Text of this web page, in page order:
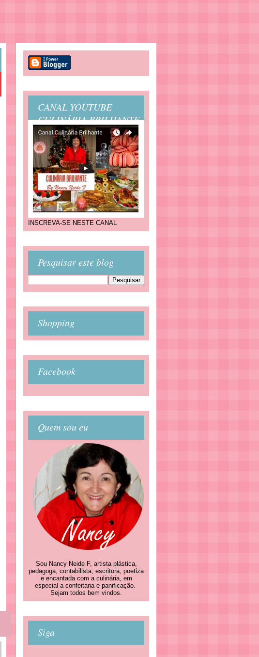
CANAL YOUTUBE
CULINÁRIA BRILHANTE
INSCREVA-SE NESTE CANAL
Pesquisar este blog
Shopping
Facebook
Quem sou eu
Sou Nancy Neide F, artista plástica,
pedagoga, contabilista, escritora, poetiza
e encantada com a culinária, em
especial a confeitaria e panificação.
Sejam todos bem vindos.
Siga